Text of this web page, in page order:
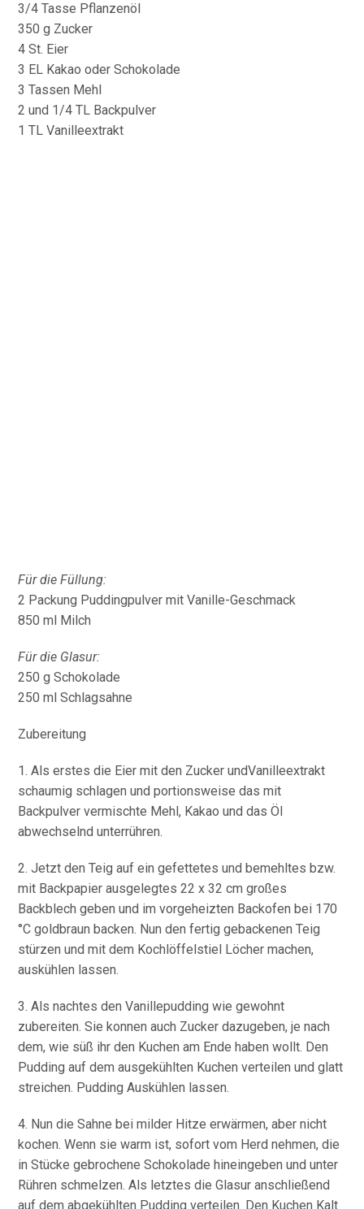
3/4 Tasse Pflanzenöl
350 g Zucker
4 St. Eier
3 EL Kakao oder Schokolade
3 Tassen Mehl
2 und 1/4 TL Backpulver
1 TL Vanilleextrakt
Für die Füllung:
2 Packung Puddingpulver mit Vanille-Geschmack
850 ml Milch
Für die Glasur:
250 g Schokolade
250 ml Schlagsahne
Zubereitung
1. Als erstes die Eier mit den Zucker undVanilleextrakt
schaumig schlagen und portionsweise das mit
Backpulver vermischte Mehl, Kakao und das Öl
abwechselnd unterrühren.
2. Jetzt den Teig auf ein gefettetes und bemehltes bzw.
mit Backpapier ausgelegtes 22 x 32 cm großes
Backblech geben und im vorgeheizten Backofen bei 170
°C goldbraun backen. Nun den fertig gebackenen Teig
stürzen und mit dem Kochlöffelstiel Löcher machen,
auskühlen lassen.
3. Als nachtes den Vanillepudding wie gewohnt
zubereiten. Sie konnen auch Zucker dazugeben, je nach
dem, wie süß ihr den Kuchen am Ende haben wollt. Den
Pudding auf dem ausgekühlten Kuchen verteilen und glatt
streichen. Pudding Auskühlen lassen.
4. Nun die Sahne bei milder Hitze erwärmen, aber nicht
kochen. Wenn sie warm ist, sofort vom Herd nehmen, die
in Stücke gebrochene Schokolade hineingeben und unter
Rühren schmelzen. Als letztes die Glasur anschließend
auf dem abgekühlten Pudding verteilen. Den Kuchen Kalt